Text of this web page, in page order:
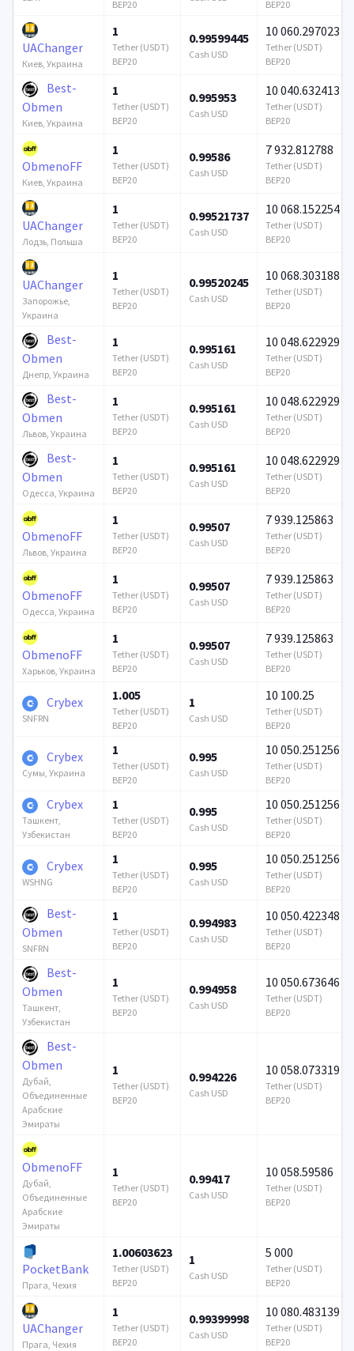
BEP20 BEP20
UAChanger
Киев, Украина
1
Tether (USDT)
BEP20
0.99599445
Cash USD
10 060.297023
Tether (USDT)
BEP20
Best-
Obmen
Киев, Украина
1
Tether (USDT)
BEP20
0.995953
Cash USD
10 040.632413
Tether (USDT)
BEP20
ObmenoFF
Киев, Украина
1
Tether (USDT)
BEP20
0.99586
Cash USD
7 932.812788
Tether (USDT)
BEP20
UAChanger
Лодзь, Польша
1
Tether (USDT)
BEP20
0.99521737
Cash USD
10 068.152254
Tether (USDT)
BEP20
UAChanger
Запорожье,
Украина
1
Tether (USDT)
BEP20
0.99520245
Cash USD
10 068.303188
Tether (USDT)
BEP20
Best-
Obmen
Днепр, Украина
1
Tether (USDT)
BEP20
0.995161
Cash USD
10 048.622929
Tether (USDT)
BEP20
Best-
Obmen
Львов, Украина
1
Tether (USDT)
BEP20
0.995161
Cash USD
10 048.622929
Tether (USDT)
BEP20
Best-
Obmen
Одесса, Украина
1
Tether (USDT)
BEP20
0.995161
Cash USD
10 048.622929
Tether (USDT)
BEP20
ObmenoFF
Львов, Украина
1
Tether (USDT)
BEP20
0.99507
Cash USD
7 939.125863
Tether (USDT)
BEP20
ObmenoFF
Одесса, Украина
1
Tether (USDT)
BEP20
0.99507
Cash USD
7 939.125863
Tether (USDT)
BEP20
ObmenoFF
Харьков, Украина
1
Tether (USDT)
BEP20
0.99507
Cash USD
7 939.125863
Tether (USDT)
BEP20
Crybex
SNFRN
1.005
Tether (USDT)
BEP20
1
Cash USD
10 100.25
Tether (USDT)
BEP20
Crybex
Сумы, Украина
1
Tether (USDT)
BEP20
0.995
Cash USD
10 050.251256
Tether (USDT)
BEP20
Crybex
Ташкент,
Узбекистан
1
Tether (USDT)
BEP20
0.995
Cash USD
10 050.251256
Tether (USDT)
BEP20
Crybex
WSHNG
1
Tether (USDT)
BEP20
0.995
Cash USD
10 050.251256
Tether (USDT)
BEP20
Best-
Obmen
SNFRN
1
Tether (USDT)
BEP20
0.994983
Cash USD
10 050.422348
Tether (USDT)
BEP20
Best-
Obmen
Ташкент,
Узбекистан
1
Tether (USDT)
BEP20
0.994958
Cash USD
10 050.673646
Tether (USDT)
BEP20
Best-
Obmen
Дубай,
Объединенные
Арабские
Эмираты
1
Tether (USDT)
BEP20
0.994226
Cash USD
10 058.073319
Tether (USDT)
BEP20
ObmenoFF
Дубай,
Объединенные
Арабские
Эмираты
1
Tether (USDT)
BEP20
0.99417
Cash USD
10 058.59586
Tether (USDT)
BEP20
PocketBank
Прага, Чехия
1.00603623
Tether (USDT)
BEP20
1
Cash USD
5 000
Tether (USDT)
BEP20
UAChanger
Прага, Чехия
1
Tether (USDT)
BEP20
0.99399998
Cash USD
10 080.483139
Tether (USDT)
BEP20